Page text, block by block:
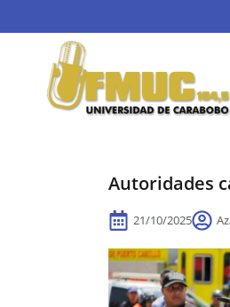
Autoridades
21/10/2025